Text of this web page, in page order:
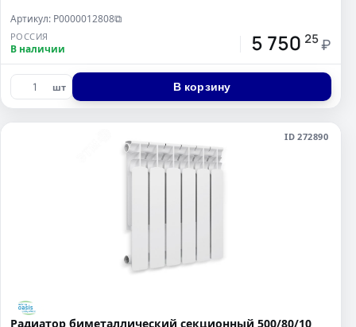
Артикул: Р0000012808⧉
РОССИЯ
В наличии 5 750 25 ₽
шт В корзину
ID 272890
Радиатор биметаллический секционный 500/80/10